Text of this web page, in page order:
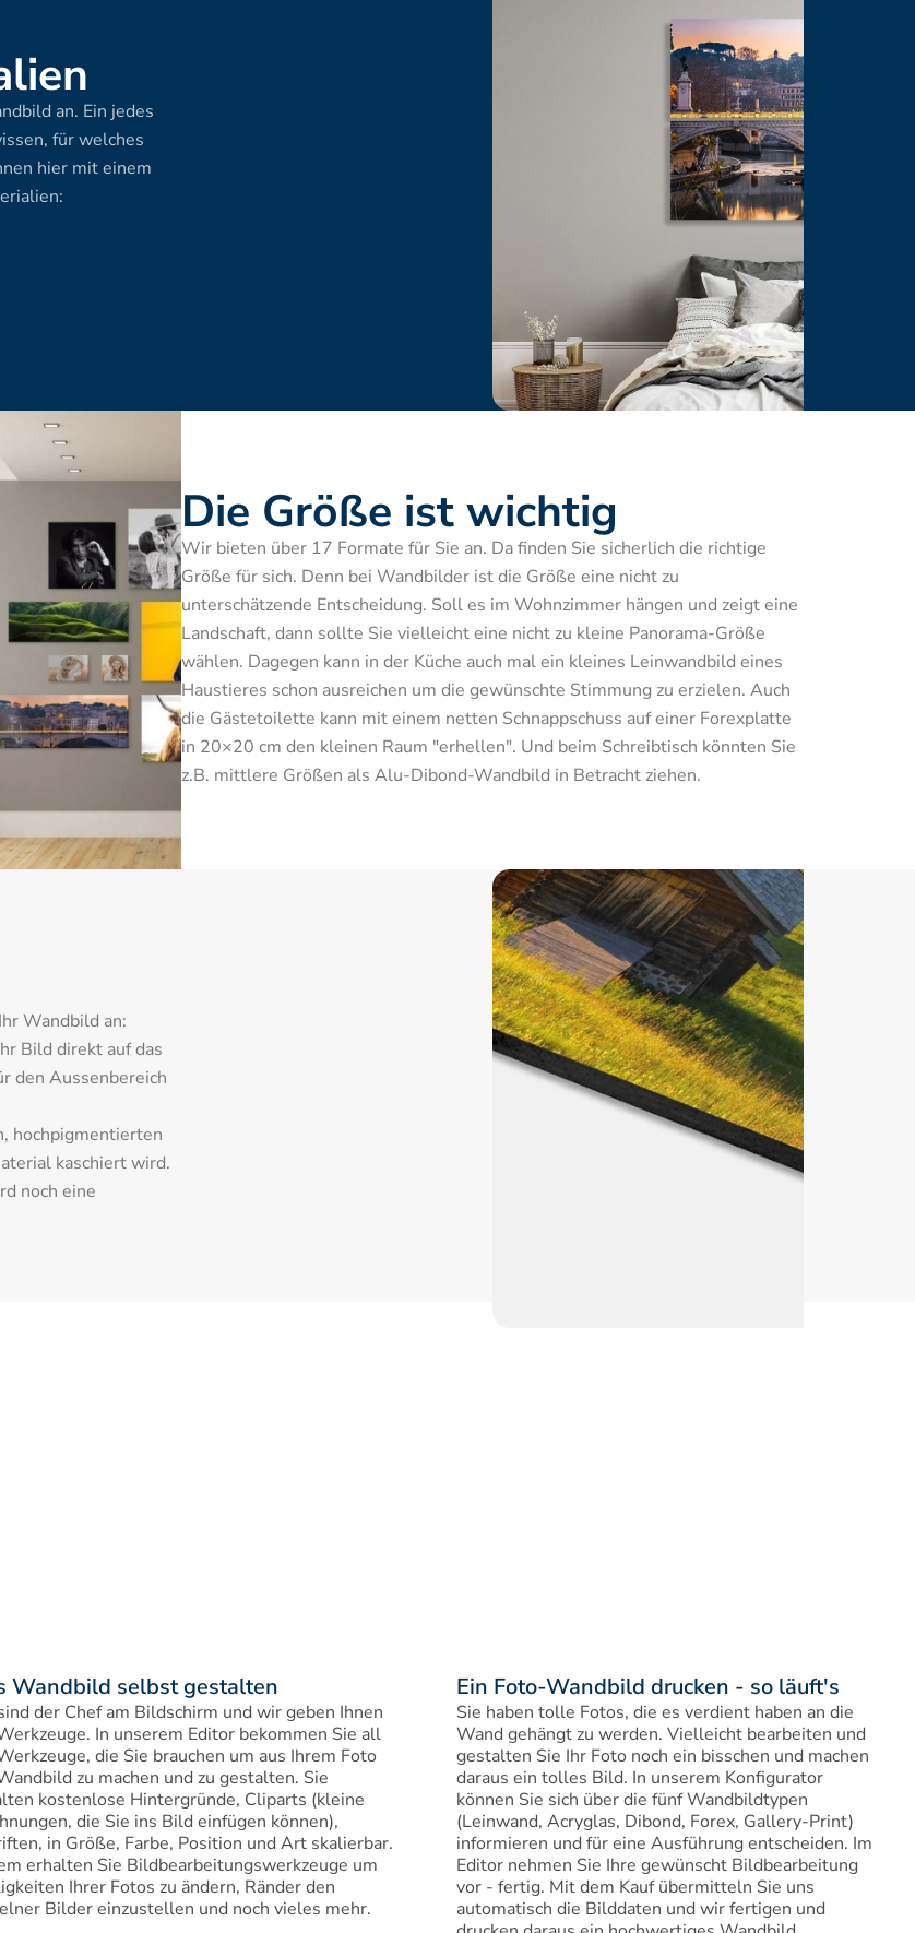
an. Ein jedes
für welches
hier mit einem
Die Größe ist wichtig
Wir bieten über 17 Formate für Sie an. Da finden Sie sicherlich die richtige
Größe für sich. Denn bei Wandbilder ist die Größe eine nicht zu
unterschätzende Entscheidung. Soll es im Wohnzimmer hängen und zeigt eine
Landschaft, dann sollte Sie vielleicht eine nicht zu kleine Panorama-Größe
wählen. Dagegen kann in der Küche auch mal ein kleines Leinwandbild eines
Haustieres schon ausreichen um die gewünschte Stimmung zu erzielen. Auch
die Gästetoilette kann mit einem netten Schnappschuss auf einer Forexplatte
in 20×20 cm den kleinen Raum "erhellen". Und beim Schreibtisch könnten Sie
z.B. mittlere Größen als Alu-Dibond-Wandbild in Betracht ziehen.
Wandbild an:
Bild direkt auf das
den Aussenbereich
hochpigmentierten
kaschiert wird.
noch eine
Wandbild selbst gestalten
der Chef am Bildschirm und wir geben Ihnen
In unserem Editor bekommen Sie all
die Sie brauchen um aus Ihrem Foto
zu machen und zu gestalten. Sie
kostenlose Hintergründe, Cliparts (kleine
die Sie ins Bild einfügen können),
in Größe, Farbe, Position und Art skalierbar.
erhalten Sie Bildbearbeitungswerkzeuge um
Ihrer Fotos zu ändern, Ränder den
Bilder einzustellen und noch vieles mehr.
Ein Foto-Wandbild drucken - so läuft's
Sie haben tolle Fotos, die es verdient haben an die
Wand gehängt zu werden. Vielleicht bearbeiten und
gestalten Sie Ihr Foto noch ein bisschen und machen
daraus ein tolles Bild. In unserem Konfigurator
können Sie sich über die fünf Wandbildtypen
(Leinwand, Acryglas, Dibond, Forex, Gallery-Print)
informieren und für eine Ausführung entscheiden. Im
Editor nehmen Sie Ihre gewünscht Bildbearbeitung
vor - fertig. Mit dem Kauf übermitteln Sie uns
automatisch die Bilddaten und wir fertigen und